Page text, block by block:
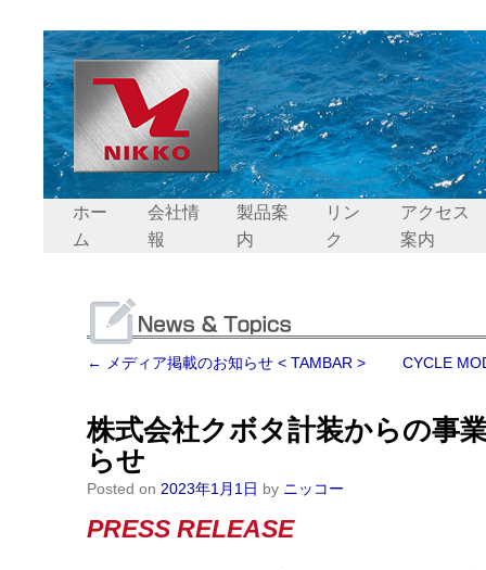
ホー
ム
会社情
報
製品案
内
リン
ク
アクセス
案内
← メディア掲載のお知らせ < TAMBAR > CYCLE
株式会社クボタ計装からの事
らせ
Posted on 2023年1月1日 by ニッコー
PRESS RELEASE